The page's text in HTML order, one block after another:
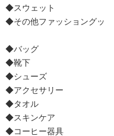
◆スウェット
◆その他ファッショングッ
◆バッグ
◆靴下
◆シューズ
◆アクセサリー
◆タオル
◆スキンケア
◆コーヒー器具